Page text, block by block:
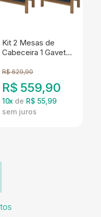
Kit 2 Mesas de
Cabeceira 1 Gaveta
Cobalto DCASA
R$ 629,90
R$ 559,90
10x de R$ 55,99